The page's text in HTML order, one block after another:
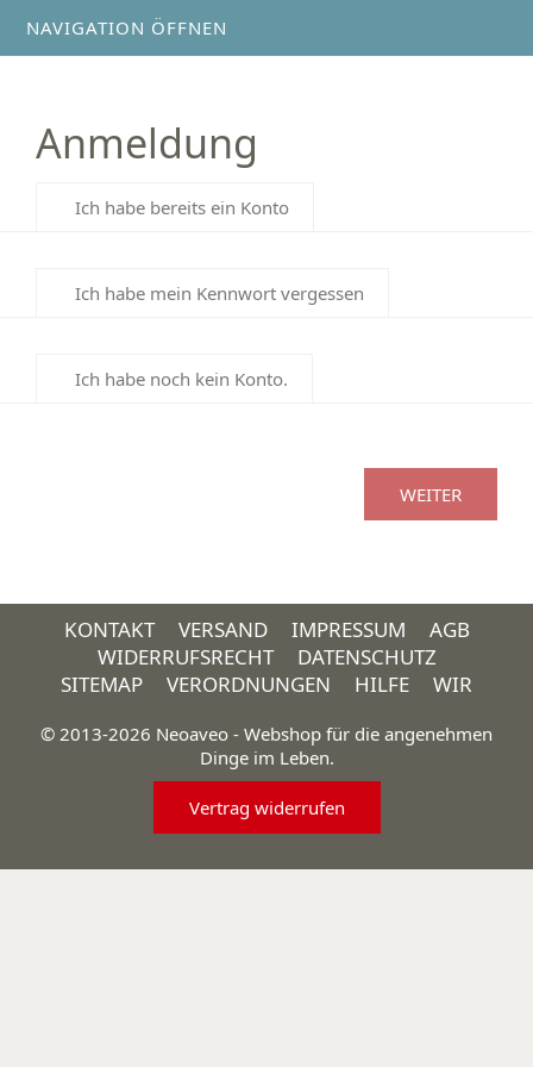
NAVIGATION ÖFFNEN
Anmeldung
Ich habe bereits ein Konto
Ich habe mein Kennwort vergessen
Ich habe noch kein Konto.
KONTAKT VERSAND IMPRESSUM
AGB
WIDERRUFSRECHT
DATENSCHUTZ
SITEMAP
VERORDNUNGEN HILFE WIR
© 2013-2026 Neoaveo - Webshop für die angenehmen
Dinge im Leben.
Vertrag widerrufen